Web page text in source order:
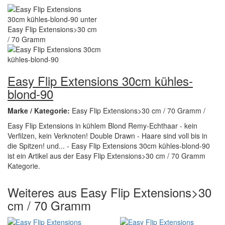
Easy Flip Extensions 30cm kühles-
blond-90
Marke / Kategorie: Easy Flip Extensions>30 cm / 70 Gramm /
Easy Flip Extensions in kühlem Blond Remy-Echthaar - kein
Verfilzen, kein Verknoten! Double Drawn - Haare sind voll bis in
die Spitzen! und... - Easy Flip Extensions 30cm kühles-blond-90
ist ein Artikel aus der Easy Flip Extensions>30 cm / 70 Gramm
Kategorie.
Weiteres aus Easy Flip Extensions>30
cm / 70 Gramm